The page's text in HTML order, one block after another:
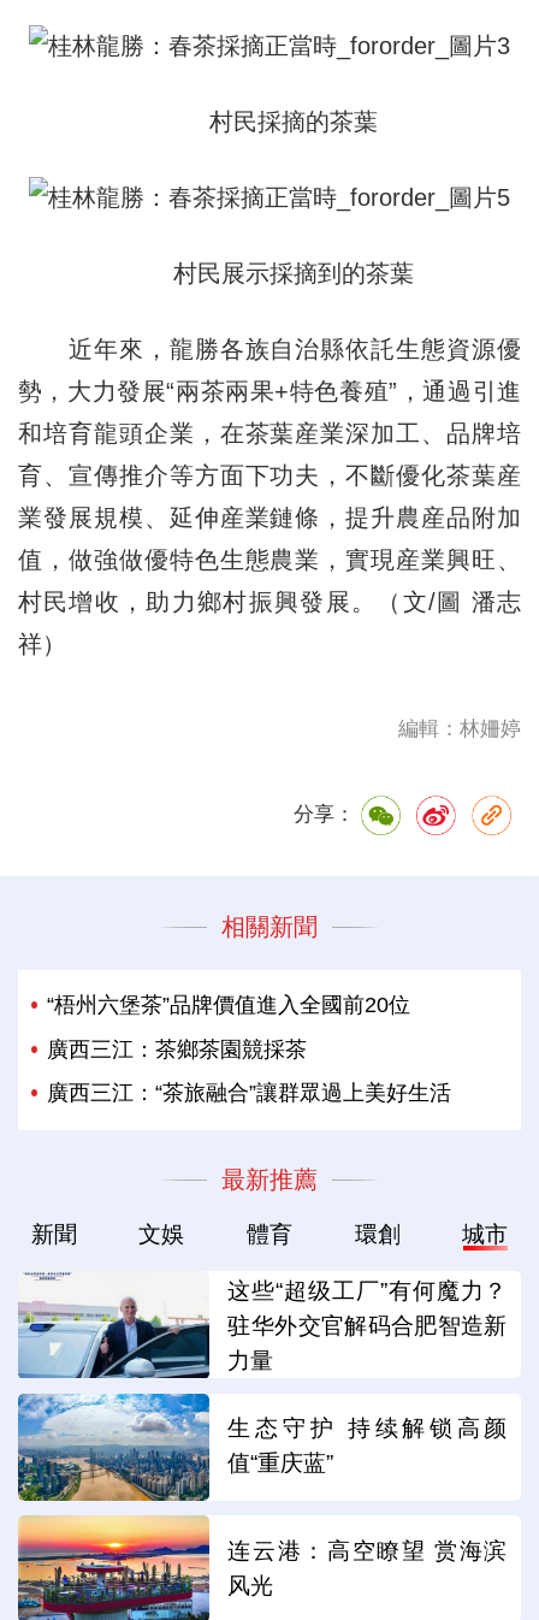
村民採摘的茶葉
村民展示採摘到的茶葉
近年來，龍勝各族自治縣依託生態資源優
勢，大力發展“兩茶兩果+特色養殖”，通過引進
和培育龍頭企業，在茶葉産業深加工、品牌培
育、宣傳推介等方面下功夫，不斷優化茶葉産
業發展規模、延伸産業鏈條，提升農産品附加
值，做強做優特色生態農業，實現産業興旺、
村民增收，助力鄉村振興發展。（文/圖 潘志
祥）
編輯：林姍婷
分享：
相關新聞
“梧州六堡茶”品牌價值進入全國前20位
廣西三江：茶鄉茶園競採茶
廣西三江：“茶旅融合”讓群眾過上美好生活
最新推薦
新聞 文娛 體育 環創 城市
这些“超级工厂”有何魔力？
驻华外交官解码合肥智造新
力量
生态守护 持续解锁高颜
值“重庆蓝”
连云港：高空瞭望 赏海滨
风光